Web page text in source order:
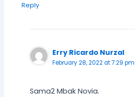
Reply
Erry Ricardo Nurzal
February 28, 2022 at 7:29 pm
Sama2 Mbak Novia.